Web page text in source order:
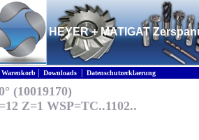
HEYER + MATIGAT
Warenkorb Downloads Datenschutzerklaerung
(10019170)
Z=1 WSP=TC..1102..